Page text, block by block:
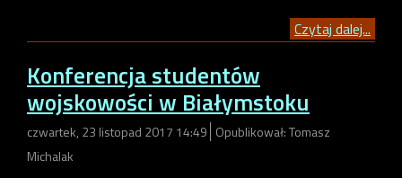
Czytaj dalej...
Konferencja studentów
wojskowości w Białymstoku
czwartek, 23 listopad 2017 14:49 Opublikował: Tomasz
Michalak